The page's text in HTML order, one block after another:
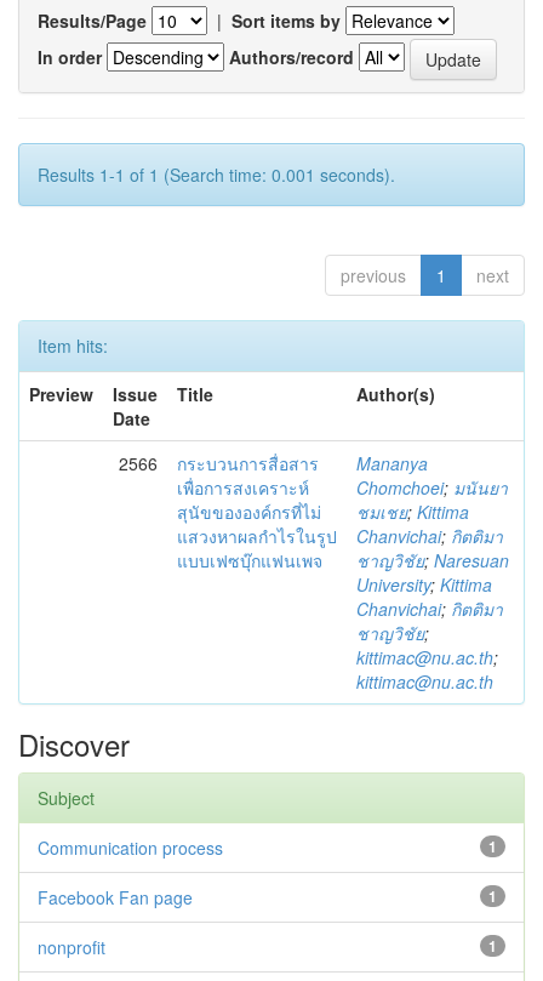
Results/Page | Sort items by
In order
Authors/record
Results 1-1 of 1 (Search time: 0.001 seconds).
previous 1 next
Item hits:
Preview
Issue
Date
Title Author(s)
2566
กระบวนการสื่อสาร
เพื่อการสงเคราะห์
สุนัขขององค์กรที่ไม่
แสวงหาผลกำไรในรูป
แบบเฟซบุ๊กแฟนเพจ
Mananya
Chomchoei; มนันยา
ชมเชย; Kittima
Chanvichai; กิตติมา
ชาญวิชัย; Naresuan
University; Kittima
Chanvichai; กิตติมา
ชาญวิชัย;
kittimac@nu.ac.th;
kittimac@nu.ac.th
Discover
Subject
1
Communication process
1
Facebook Fan page
1
nonprofit